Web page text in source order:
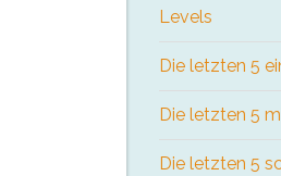
Levels
Die letzten 5
Die letzten 5
Die letzten 5